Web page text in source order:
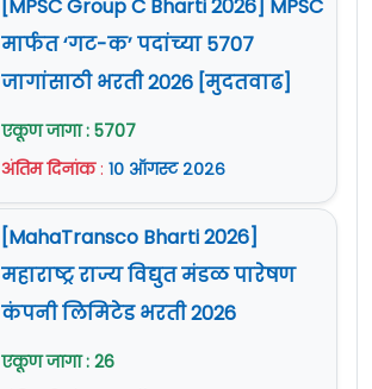
[MPSC Group C Bharti 2026] MPSC
मार्फत ‘गट-क’ पदांच्या 5707
जागांसाठी भरती 2026 [मुदतवाढ]
एकूण जागा : 5707
अंतिम दिनांक: १० ऑगस्ट २०२६
[MahaTransco Bharti 2026]
महाराष्ट्र राज्य विद्युत मंडळ पारेषण
कंपनी लिमिटेड भरती 2026
एकूण जागा : 26